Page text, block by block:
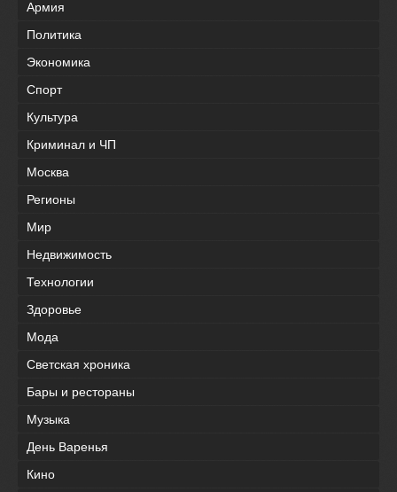
Армия
Политика
Экономика
Спорт
Культура
Криминал и ЧП
Москва
Регионы
Мир
Недвижимость
Технологии
Здоровье
Мода
Светская хроника
Бары и рестораны
Музыка
День Варенья
Кино